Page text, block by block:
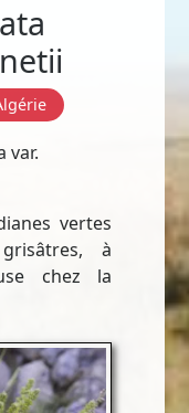
var.
vertes
à
chez la